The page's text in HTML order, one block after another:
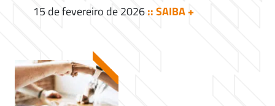
15 de fevereiro de 2026:: SAIBA +